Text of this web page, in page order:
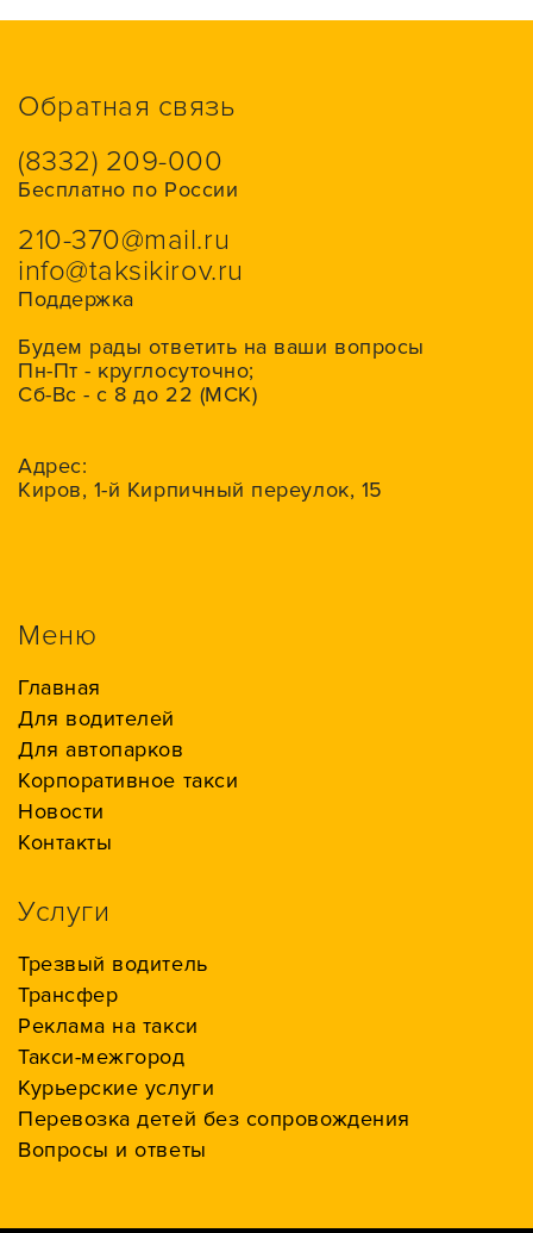
Обратная связь
(8332) 209-000
Бесплатно по России
210-370@mail.ru
info@taksikirov.ru
Поддержка
Будем рады ответить на ваши вопросы
Пн-Пт - круглосуточно;
Сб-Вс - с 8 до 22 (МСК)
Адрес:
Киров, 1-й Кирпичный переулок, 15
Меню
Главная
Для водителей
Для автопарков
Корпоративное такси
Новости
Контакты
Услуги
Трезвый водитель
Трансфер
Реклама на такси
Такси-межгород
Курьерские услуги
Перевозка детей без сопровождения
Вопросы и ответы